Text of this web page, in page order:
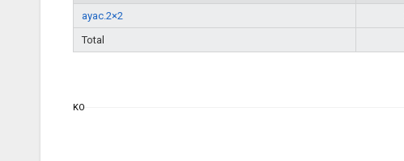
ayac.2×2
Total
KO